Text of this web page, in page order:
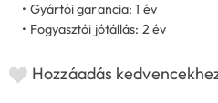
• Gyártói garancia: 1 év
• Fogyasztói jótállás: 2 év
Hozzáadás